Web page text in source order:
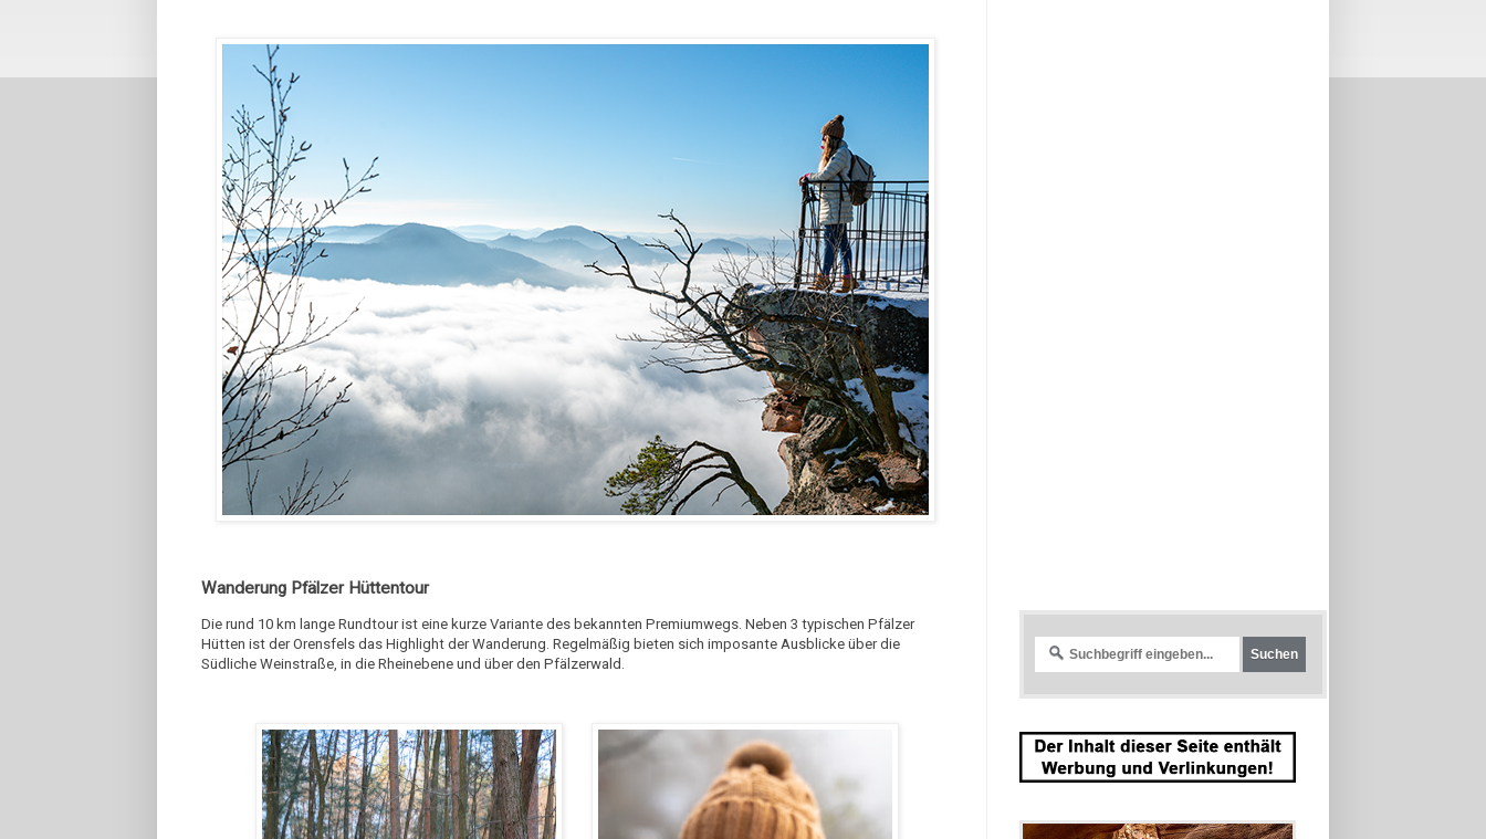
Wanderung Pfälzer Hüttentour
Die rund 10 km lange Rundtour ist eine kurze Variante des bekannten Premiumwegs. Neben 3 typischen Pfälzer
Hütten ist der Orensfels das Highlight der Wanderung. Regelmäßig bieten sich imposante Ausblicke über die
Südliche Weinstraße, in die Rheinebene und über den Pfälzerwald.